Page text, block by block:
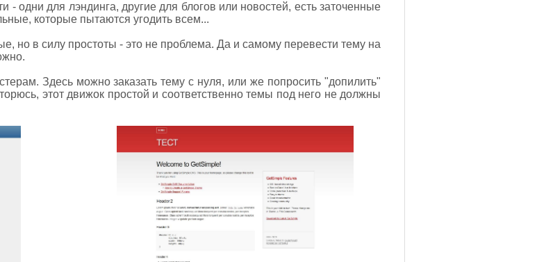
- одни для лэндинга, другие для блогов или новостей, есть заточенные
которые пытаются угодить всем...
но в силу простоты - это не проблема. Да и самому перевести тему на
Здесь можно заказать тему с нуля, или же попросить "допилить"
этот движок простой и соответственно темы под него не должны